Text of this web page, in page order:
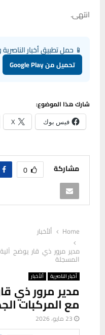
انتهى.
📱 حمل تطبيق أخبار
تحميل من Google Play
شارك هذا الموضوع:
فيس بوك X
مشاركة 0
Home
ألأخبار
مدير مرور ذي قار يوضح
المسجلة
أخبار الناصرية ألأخبار
مدير مرور ذي
مع المركبات
23 مايو، 2026